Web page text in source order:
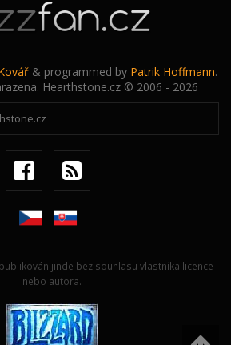
& programmed by Patrik Hoffmann.
Hearthstone.cz © 2006 - 2026
jinde bez souhlasu vlastníka licence
nebo autora.